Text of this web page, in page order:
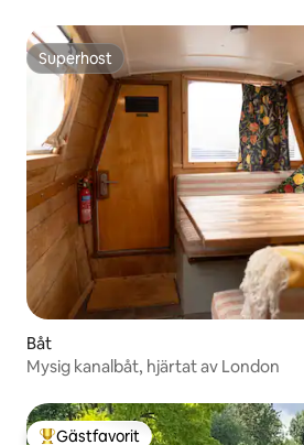
Superhost
Superhost
Båt
Mysig kanalbåt, hjärtat av London
Gästfavorit